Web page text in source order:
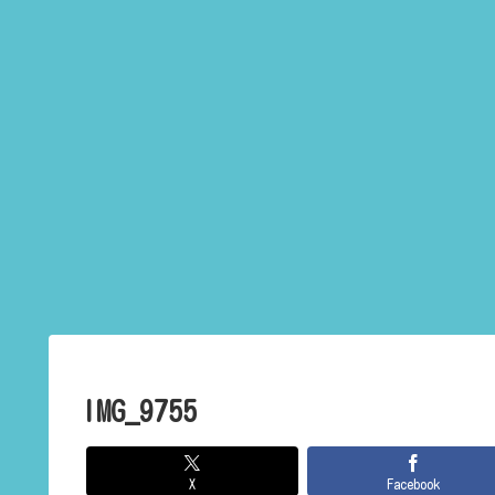
IMG_9755
X Facebook